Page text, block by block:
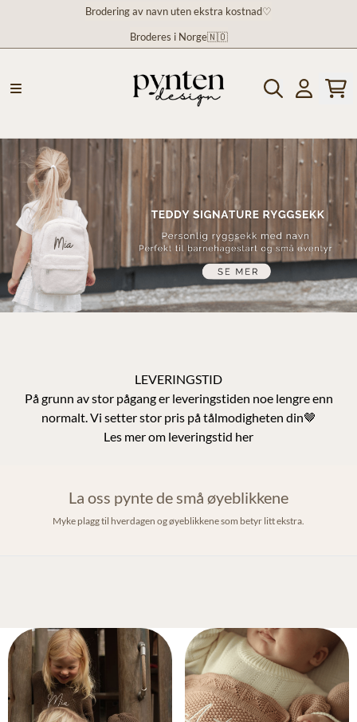
Hopp til innholdBrodering av navn uten ekstra kostnad♡
Broderes i Norge🇳🇴
LEVERINGSTID
På grunn av stor pågang er leveringstiden noe lengre enn
normalt. Vi setter stor pris på tålmodigheten din🤎
Les mer om leveringstid her
La oss pynte de små øyeblikkene
Myke plagg til hverdagen og øyeblikkene som betyr litt ekstra.